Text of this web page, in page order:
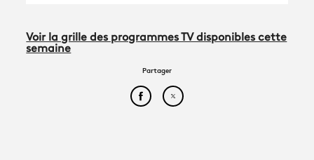
Voir la grille des programmes TV disponibles cette
semaine
Partager
Partager cet article sur
Partager cet article sur